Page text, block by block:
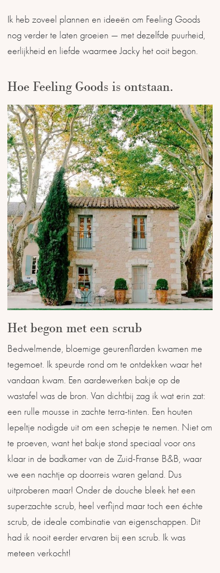
Ik heb zoveel plannen en ideeën om Feeling Goods
nog verder te laten groeien — met dezelfde puurheid,
eerlijkheid en liefde waarmee Jacky het ooit begon.
Hoe Feeling Goods is ontstaan.
Het begon met een scrub
Bedwelmende, bloemige geurenflarden kwamen me
tegemoet. Ik speurde rond om te ontdekken waar het
vandaan kwam. Een aardewerken bakje op de
wastafel was de bron. Van dichtbij zag ik wat erin zat:
een rulle mousse in zachte terra-tinten. Een houten
lepeltje nodigde uit om een schepje te nemen. Niet om
te proeven, want het bakje stond speciaal voor ons
klaar in de badkamer van de Zuid-Franse B&B, waar
we een nachtje op doorreis waren geland. Dus
uitproberen maar! Onder de douche bleek het een
superzachte scrub, heel verfijnd maar toch een échte
scrub, de ideale combinatie van eigenschappen. Dit
had ik nooit eerder ervaren bij een scrub. Ik was
meteen verkocht!